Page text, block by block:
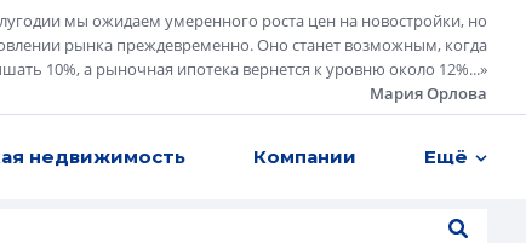
мы ожидаем умеренного роста цен на новостройки, но
рынка преждевременно. Оно станет возможным, когда
10%, а рыночная ипотека вернется к уровню около 12%...»
Мария Орлова
недвижимость Компании Ещё